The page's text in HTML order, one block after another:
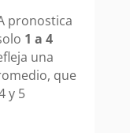
pronostica
1 a 4
una
que
y 5